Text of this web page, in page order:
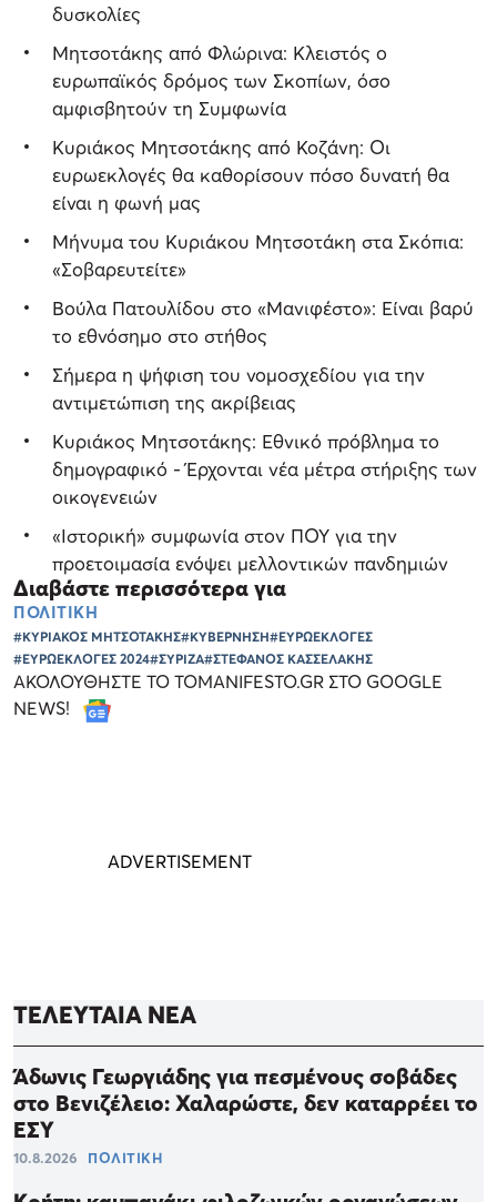
δυσκολίες
Μητσοτάκης από Φλώρινα: Κλειστός ο
ευρωπαϊκός δρόμος των Σκοπίων, όσο
αμφισβητούν τη Συμφωνία
Κυριάκος Μητσοτάκης από Κοζάνη: Οι
ευρωεκλογές θα καθορίσουν πόσο δυνατή θα
είναι η φωνή μας
Μήνυμα του Κυριάκου Μητσοτάκη στα Σκόπια:
«Σοβαρευτείτε»
Βούλα Πατουλίδου στο «Μανιφέστο»: Είναι βαρύ
το εθνόσημο στο στήθος
Σήμερα η ψήφιση του νομοσχεδίου για την
αντιμετώπιση της ακρίβειας
Κυριάκος Μητσοτάκης: Εθνικό πρόβλημα το
δημογραφικό - Έρχονται νέα μέτρα στήριξης των
οικογενειών
«Ιστορική» συμφωνία στον ΠΟΥ για την
προετοιμασία ενόψει μελλοντικών πανδημιών
Διαβάστε περισσότερα για
ΠΟΛΙΤΙΚΗ
#ΚΥΡΙΑΚΟΣ ΜΗΤΣΟΤΑΚΗΣ#ΚΥΒΕΡΝΗΣΗ#ΕΥΡΩΕΚΛΟΓΕΣ
#ΕΥΡΩΕΚΛΟΓΕΣ 2024#ΣΥΡΙΖΑ#ΣΤΕΦΑΝΟΣ ΚΑΣΣΕΛΑΚΗΣ
ΑΚΟΛΟΥΘΗΣΤΕ ΤΟ TOMANIFESTO.GR ΣΤΟ GOOGLE
NEWS!
ΤΕΛΕΥΤΑΙΑ ΝΕΑ
Άδωνις Γεωργιάδης για πεσμένους σοβάδες
στο Βενιζέλειο: Χαλαρώστε, δεν καταρρέει το
ΕΣΥ
10.8.2026 ΠΟΛΙΤΙΚΗ